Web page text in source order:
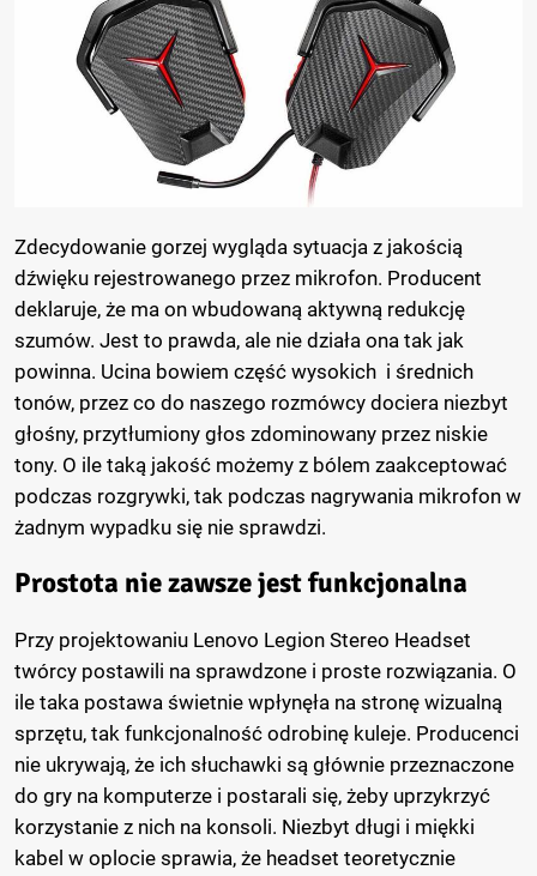
Zdecydowanie gorzej wygląda sytuacja z jakością
dźwięku rejestrowanego przez mikrofon. Producent
deklaruje, że ma on wbudowaną aktywną redukcję
szumów. Jest to prawda, ale nie działa ona tak jak
powinna. Ucina bowiem część wysokich i średnich
tonów, przez co do naszego rozmówcy dociera niezbyt
głośny, przytłumiony głos zdominowany przez niskie
tony. O ile taką jakość możemy z bólem zaakceptować
podczas rozgrywki, tak podczas nagrywania mikrofon w
żadnym wypadku się nie sprawdzi.
Prostota nie zawsze jest funkcjonalna
Przy projektowaniu Lenovo Legion Stereo Headset
twórcy postawili na sprawdzone i proste rozwiązania. O
ile taka postawa świetnie wpłynęła na stronę wizualną
sprzętu, tak funkcjonalność odrobinę kuleje. Producenci
nie ukrywają, że ich słuchawki są głównie przeznaczone
do gry na komputerze i postarali się, żeby uprzykrzyć
korzystanie z nich na konsoli. Niezbyt długi i miękki
kabel w oplocie sprawia, że headset teoretycznie